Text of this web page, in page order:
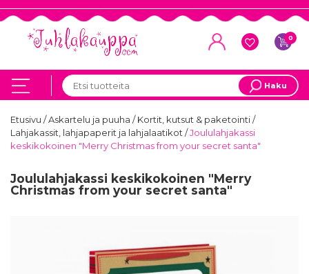
0
Haku
Etusivu /Askartelu ja puuha /Kortit, kutsut & paketointi/
Lahjakassit, lahjapaperit ja lahjalaatikot/Joululahjakassi
keskikokoinen "Merry Christmas from your secret santa"
Joululahjakassi keskikokoinen "Merry
Christmas from your secret santa"